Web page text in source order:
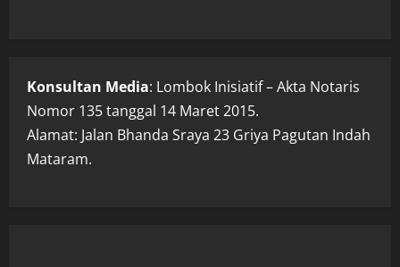
Konsultan Media: Lombok Inisiatif – Akta Notaris
Nomor 135 tanggal 14 Maret 2015.
Alamat: Jalan Bhanda Sraya 23 Griya Pagutan Indah
Mataram.